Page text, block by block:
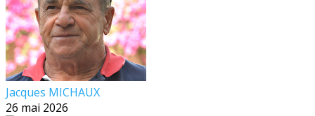
Jacques MICHAUX
26 mai 2026